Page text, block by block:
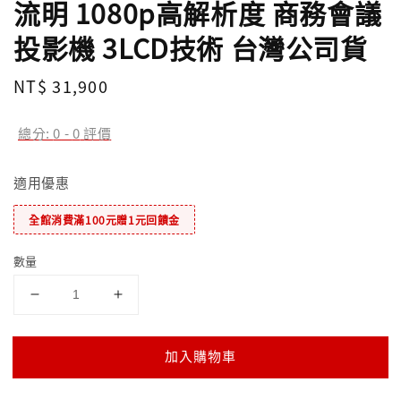
流明 1080p高解析度 商務會議
投影機 3LCD技術 台灣公司貨
Regular
NT$ 31,900
總分:0 -0評價
適用優惠
全館消費滿100元贈1元回饋金
數量
加入購物車